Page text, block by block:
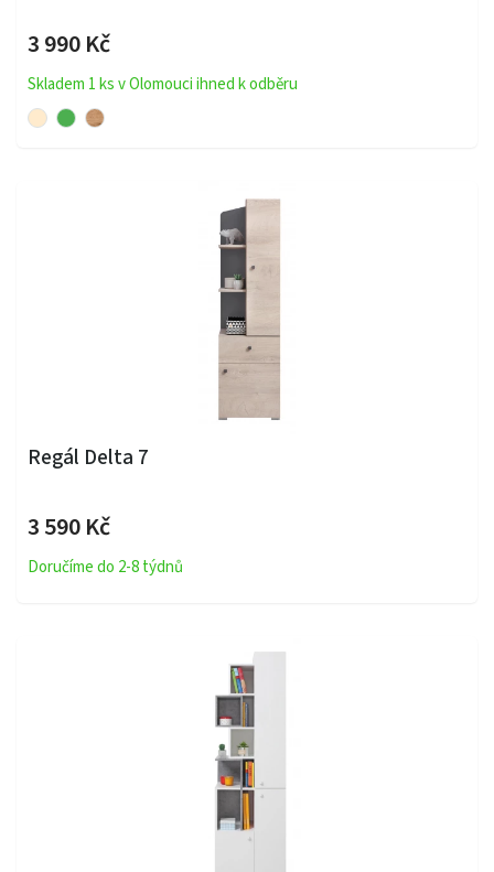
3 990 Kč
Skladem 1 ks v Olomouci ihned k odběru
Regál Delta 7
3 590 Kč
Doručíme do 2-8 týdnů